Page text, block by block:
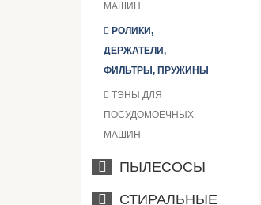
МАШИН
РОЛИКИ,
ДЕРЖАТЕЛИ,
ФИЛЬТРЫ, ПРУЖИНЫ
ТЭНЫ ДЛЯ
ПОСУДОМОЕЧНЫХ
МАШИН
ПЫЛЕСОСЫ
СТИРАЛЬНЫЕ